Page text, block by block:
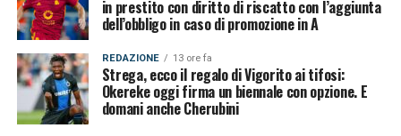
in prestito con diritto di riscatto con l’aggiunta
dell’obbligo in caso di promozione in A
REDAZIONE 13 ore fa
Strega, ecco il regalo di Vigorito ai tifosi:
Okereke oggi firma un biennale con opzione. E
domani anche Cherubini